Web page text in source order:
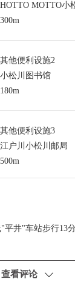
HOTTO MOTTO小
300m
其他便利设施2
小松川图书馆
180m
其他便利设施3
江户川小松川邮局
500m
"平井"车站步行13
土地
查看评论